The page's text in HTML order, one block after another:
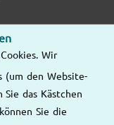
Wir
(um den Website-
Sie das Kästchen
Sie die